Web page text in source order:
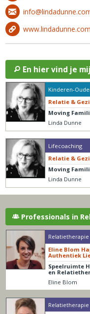
www.lindadunne.com
En hier vind je
Kinderen-
Relatie &
Moving
Linda Dunne
Lifecoaching
Relatie &
Moving
Linda Dunne
Professionals in
Relatietherapie
Eline Blom
Authentiek
Speelruimte
en
Eline Blom
Relatietherapie